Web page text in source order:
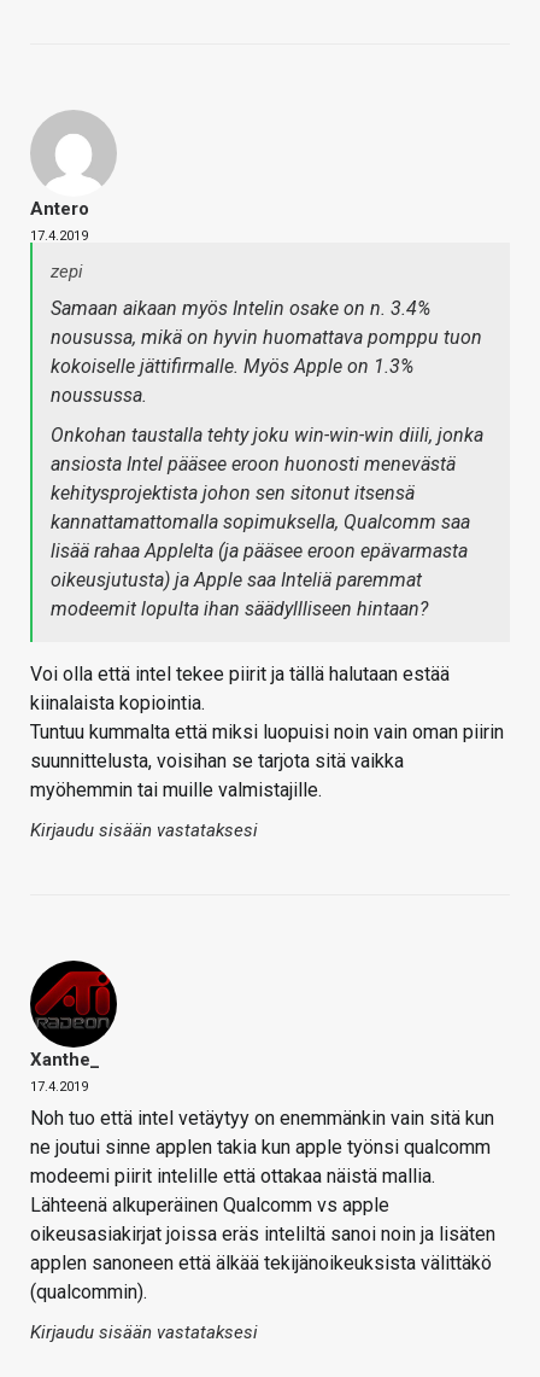
Antero
17.4.2019
zepi
Samaan aikaan myös Intelin osake on n. 3.4%
nousussa, mikä on hyvin huomattava pomppu tuon
kokoiselle jättifirmalle. Myös Apple on 1.3%
noussussa.
Onkohan taustalla tehty joku win-win-win diili, jonka
ansiosta Intel pääsee eroon huonosti menevästä
kehitysprojektista johon sen sitonut itsensä
kannattamattomalla sopimuksella, Qualcomm saa
lisää rahaa Applelta (ja pääsee eroon epävarmasta
oikeusjutusta) ja Apple saa Inteliä paremmat
modeemit lopulta ihan säädyllliseen hintaan?
Voi olla että intel tekee piirit ja tällä halutaan estää
kiinalaista kopiointia.
Tuntuu kummalta että miksi luopuisi noin vain oman piirin
suunnittelusta, voisihan se tarjota sitä vaikka
myöhemmin tai muille valmistajille.
Kirjaudu sisään vastataksesi
Xanthe_
17.4.2019
Noh tuo että intel vetäytyy on enemmänkin vain sitä kun
ne joutui sinne applen takia kun apple työnsi qualcomm
modeemi piirit intelille että ottakaa näistä mallia.
Lähteenä alkuperäinen Qualcomm vs apple
oikeusasiakirjat joissa eräs inteliltä sanoi noin ja lisäten
applen sanoneen että älkää tekijänoikeuksista välittäkö
(qualcommin).
Kirjaudu sisään vastataksesi